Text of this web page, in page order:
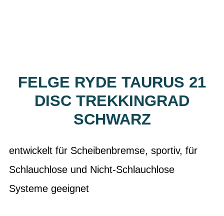
FELGE RYDE TAURUS 21
DISC TREKKINGRAD
SCHWARZ
entwickelt für Scheibenbremse, sportiv, für
Schlauchlose und Nicht-Schlauchlose
Systeme geeignet